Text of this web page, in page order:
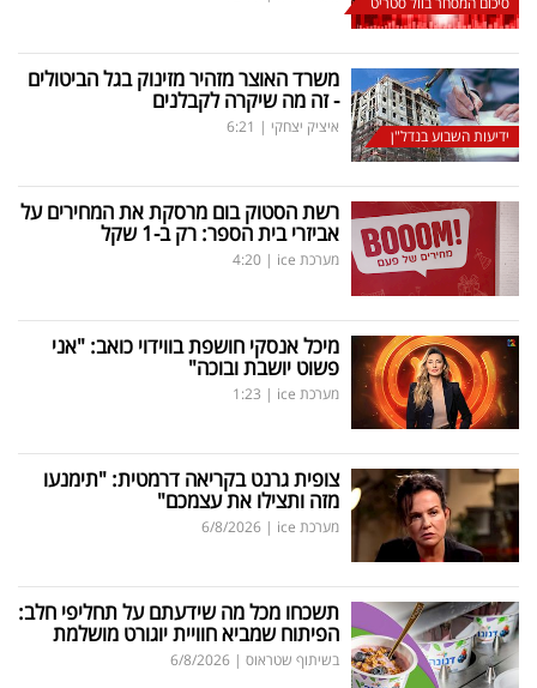
ידיעות השבוע בנדל"ן
משרד האוצר מזהיר מזינוק בגל הביטולים
- זה מה שיקרה לקבלנים
איציק יצחקי |
6:21
רשת הסטוק בום מרסקת את המחירים על
אביזרי בית הספר: רק ב-1 שקל
מערכת ice |
4:20
מיכל אנסקי חושפת בווידוי כואב: "אני
פשוט יושבת ובוכה"
מערכת ice |
1:23
צופית גרנט בקריאה דרמטית: "תימנעו
מזה ותצילו את עצמכם"
מערכת ice |
6/8/2026
תשכחו מכל מה שידעתם על תחליפי חלב:
הפיתוח שמביא חוויית יוגורט מושלמת
בשיתוף שטראוס |
6/8/2026